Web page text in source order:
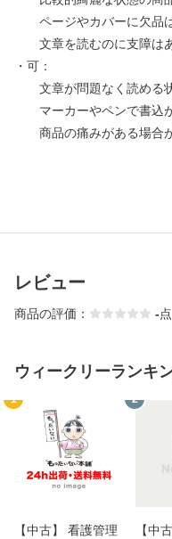
ページやカバーに欠品は
文章を読むのに支障はあ
・可：
文章が問題なく読める状
マーカーやペンで書込が
商品の痛みがある場合が
レビュー
商品の評価： -点
ウィークリーランキ
1
【中古】 看護管理
2
【中